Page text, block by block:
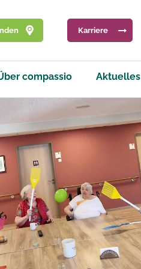
Karriere
compassio Aktuelles